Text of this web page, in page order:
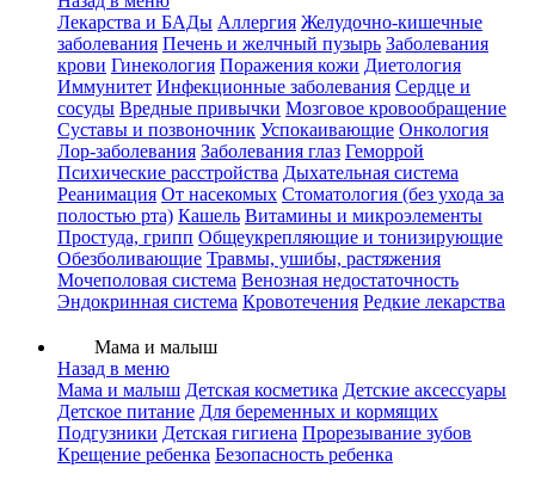
Лекарства и БАДы Аллергия Желудочно-кишечные
заболевания Печень и желчный пузырь Заболевания
крови Гинекология Поражения кожи Диетология
Иммунитет Инфекционные заболевания Сердце и
сосуды Вредные привычки Мозговое кровообращение
Суставы и позвоночник Успокаивающие Онкология
Лор-заболевания Заболевания глаз Геморрой
Психические расстройства Дыхательная система
Реанимация От насекомых Стоматология (без ухода за
полостью рта) Кашель Витамины и микроэлементы
Простуда, грипп Общеукрепляющие и тонизирующие
Обезболивающие Травмы, ушибы, растяжения
Мочеполовая система Венозная недостаточность
Эндокринная система Кровотечения Редкие лекарства
Мама и малыш
Назад в меню
Мама и малыш Детская косметика Детские аксессуары
Детское питание Для беременных и кормящих
Подгузники Детская гигиена Прорезывание зубов
Крещение ребенка Безопасность ребенка